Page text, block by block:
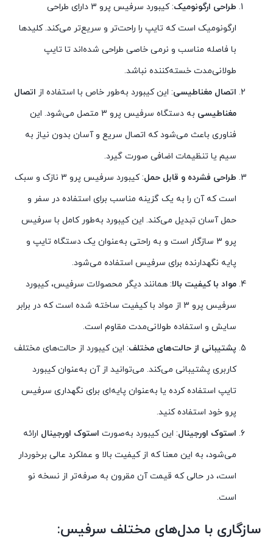
طراحی ارگونومیک
: کیبورد سرفیس پرو 3 دارای طراحی
ارگونومیک است که تایپ را راحت‌تر و سریع‌تر می‌کند. کلیدها
با فاصله مناسب و نرمی خاصی طراحی شده‌اند تا تایپ
طولانی‌مدت خسته‌کننده نباشد.
اتصال مغناطیسی: این کیبورد به‌طور خاص با استفاده از اتصال
مغناطیسی
به دستگاه سرفیس پرو 3 متصل می‌شود. این
فناوری باعث می‌شود که اتصال سریع و آسان بدون نیاز به
سیم یا تنظیمات اضافی صورت گیرد.
طراحی فشرده و قابل حمل
: کیبورد سرفیس پرو 3 نازک و سبک
است که آن را به یک گزینه مناسب برای استفاده در سفر و
حمل آسان تبدیل می‌کند. این کیبورد به‌طور کامل با سرفیس
پرو 3 سازگار است و به راحتی به‌عنوان یک دستگاه تایپ و
پایه نگهدارنده برای سرفیس استفاده می‌شود.
مواد با کیفیت بالا: همانند دیگر محصولات سرفیس، کیبورد
سرفیس پرو 3 از مواد با کیفیت ساخته شده است که در برابر
سایش و استفاده طولانی‌مدت مقاوم است.
پشتیبانی از حالت‌های مختلف: این کیبورد از حالت‌های مختلف
کاربری پشتیبانی می‌کند. می‌توانید از آن به‌عنوان کیبورد
تایپ استفاده کرده یا به‌عنوان پایه‌ای برای نگهداری سرفیس
پرو خود استفاده کنید.
استوک اورجینال: این کیبورد به‌صورت استوک اورجینال ارائه
می‌شود، به این معنا که از کیفیت بالا و عملکرد عالی برخوردار
است، در حالی که قیمت آن مقرون به صرفه‌تر از نسخه نو
است.
سازگاری با مدل‌های مختلف سرفیس: